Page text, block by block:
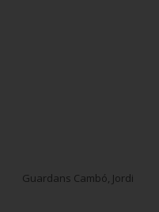
Guardans Cambó, Jordi